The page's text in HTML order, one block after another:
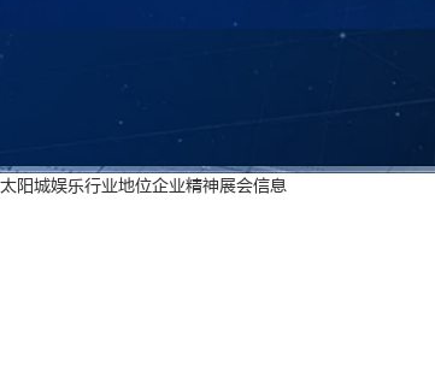
太阳城娱乐行业地位企业精神展会信息